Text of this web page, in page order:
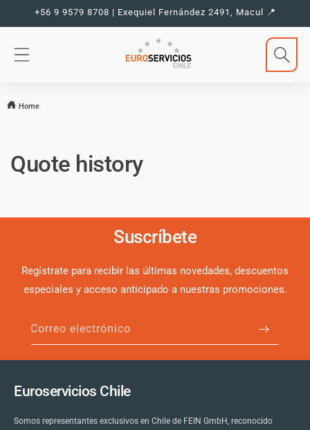
directamente
al contenido
+56 9 9579 8708 | Exequiel Fernández 2491, Macul 📍
Home
Quote history
Suscríbete
Regístrate para recibir las últimas novedades, descuentos
especiales y acceso anticipado a nuestras promociones.
Correo electrónico
Euroservicios Chile
Somos representantes exclusivos en Chile de FEIN GmbH, reconocido